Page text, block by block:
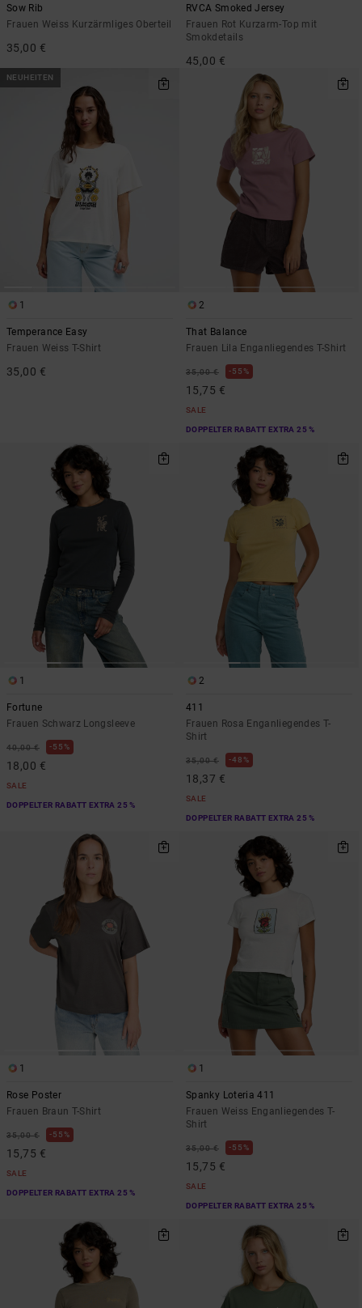
Sow Rib
Frauen Weiss Kurzärmliges Oberteil
35,00 €
RVCA Smoked Jersey
Frauen Rot Kurzarm-Top mit
Smokdetails
45,00 €
NEUHEITEN
1
Temperance Easy
Frauen Weiss T-Shirt
35,00 €
2
That Balance
Frauen Lila Enganliegendes T-Shirt
35,00 € 55%
15,75 €
SALE
DOPPELTER RABATT EXTRA 25 %
1
Fortune
Frauen Schwarz Longsleeve
40,00 € 55%
18,00 €
SALE
DOPPELTER RABATT EXTRA 25 %
2
411
Frauen Rosa Enganliegendes T-
Shirt
35,00 € 48%
18,37 €
SALE
DOPPELTER RABATT EXTRA 25 %
1
Rose Poster
Frauen Braun T-Shirt
35,00 € 55%
15,75 €
SALE
DOPPELTER RABATT EXTRA 25 %
1
Spanky Loteria 411
Frauen Weiss Enganliegendes T-
Shirt
35,00 € 55%
15,75 €
SALE
DOPPELTER RABATT EXTRA 25 %